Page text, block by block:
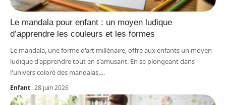
Le mandala pour enfant : un moyen ludique
d’apprendre les couleurs et les formes
Le mandala, une forme d'art millénaire, offre aux enfants un moyen
ludique d'apprendre tout en s'amusant. En se plongeant dans
l'univers coloré des mandalas, …
Enfant 28 juin 2026